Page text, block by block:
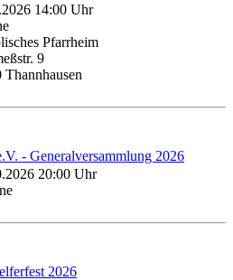
14:00 Uhr
Pfarrheim
9
Thannhausen
- Generalversammlung 2026
20:00 Uhr
2026